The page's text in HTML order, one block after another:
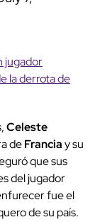
jugador
la derrota de
Celeste
deFranciay su
que sus
del jugador
fue el
de su país.